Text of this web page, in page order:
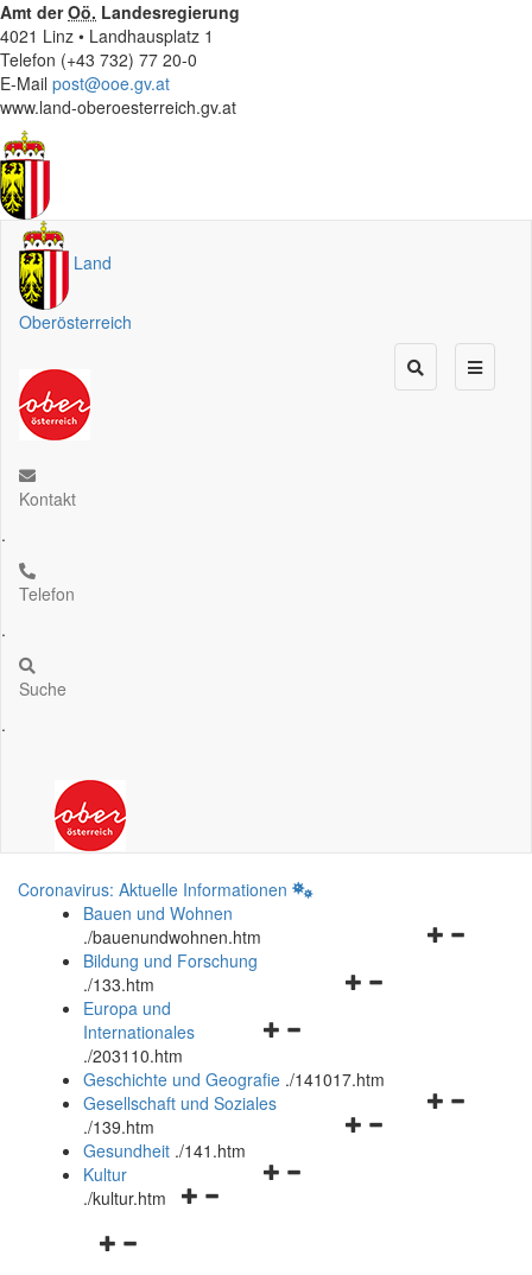
Amt derOö. Landesregierung
4021 Linz • Landhausplatz 1
Telefon (+43 732) 77 20-0
E-Mail post@ooe.gv.at
www.land-oberoesterreich.gv.at
Land
Oberösterreich
Kontakt
.
Telefon
.
Suche
.
Coronavirus: Aktuelle Informationen
Bauen und Wohnen
./bauenundwohnen.htm
Navigationsmenü
Bildung und Forschung
./133.htm
Navigationsmenü
und
schließen
Europa und
Internationales
./203110.htm
Geschichte und Geografie ./141017.htm
Navigationsmenü
Gesellschaft und Soziales
./139.htm
Navigationsmenü
Gesundheit ./141.htm
Navigationsmenü
Kultur
./kultur.htm
Navigationsmenü